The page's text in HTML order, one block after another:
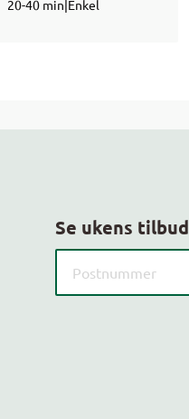
20-40 min|Enkel
Se ukens tilbud